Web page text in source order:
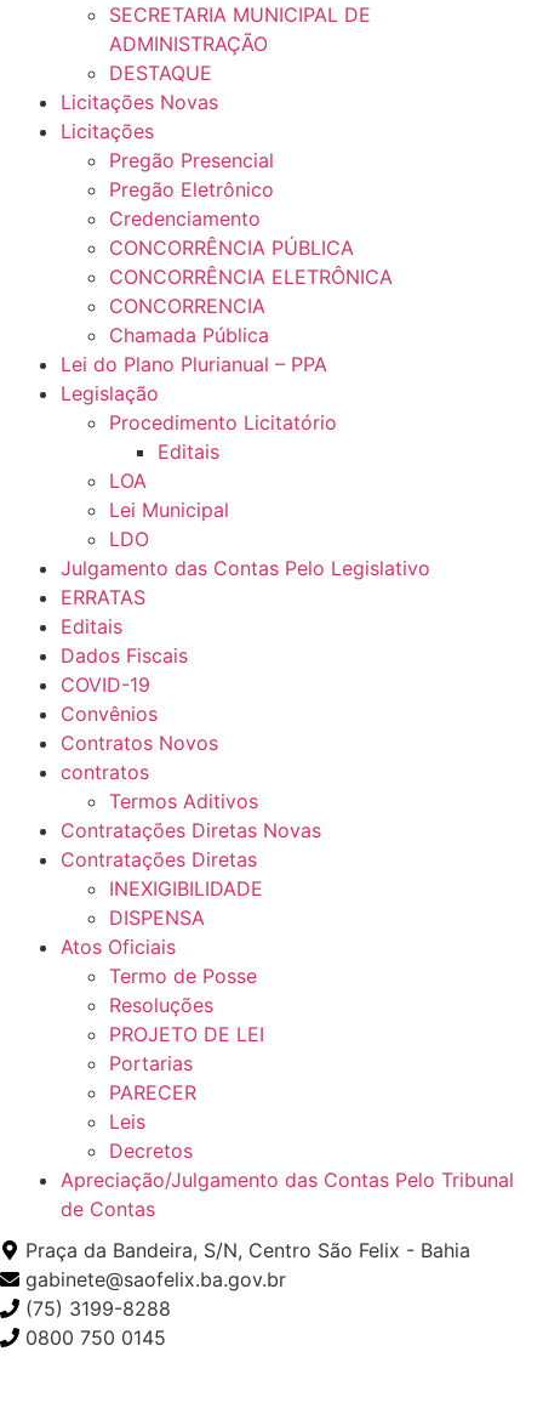
SECRETARIA MUNICIPAL DE
ADMINISTRAÇÃO
DESTAQUE
Licitações Novas
Licitações
Pregão Presencial
Pregão Eletrônico
Credenciamento
CONCORRÊNCIA PÚBLICA
CONCORRÊNCIA ELETRÔNICA
CONCORRENCIA
Chamada Pública
Lei do Plano Plurianual – PPA
Legislação
Procedimento Licitatório
Editais
LOA
Lei Municipal
LDO
Julgamento das Contas Pelo Legislativo
ERRATAS
Editais
Dados Fiscais
COVID-19
Convênios
Contratos Novos
contratos
Termos Aditivos
Contratações Diretas Novas
Contratações Diretas
INEXIGIBILIDADE
DISPENSA
Atos Oficiais
Termo de Posse
Resoluções
PROJETO DE LEI
Portarias
PARECER
Leis
Decretos
Apreciação/Julgamento das Contas Pelo Tribunal
de Contas
Praça da Bandeira, S/N, Centro São Felix - Bahia
gabinete@saofelix.ba.gov.br
(75) 3199-8288
0800 750 0145